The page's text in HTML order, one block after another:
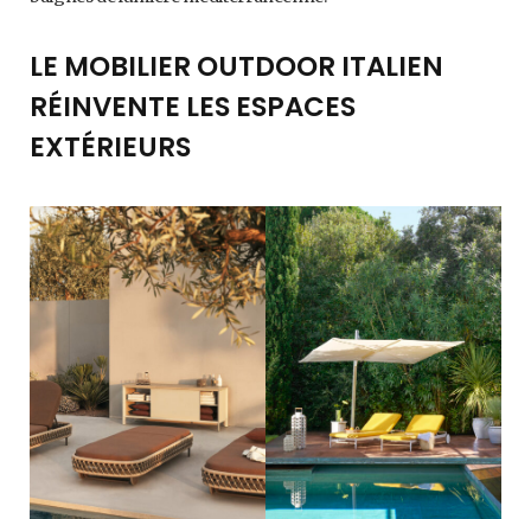
LE MOBILIER OUTDOOR ITALIEN
RÉINVENTE LES ESPACES
EXTÉRIEURS